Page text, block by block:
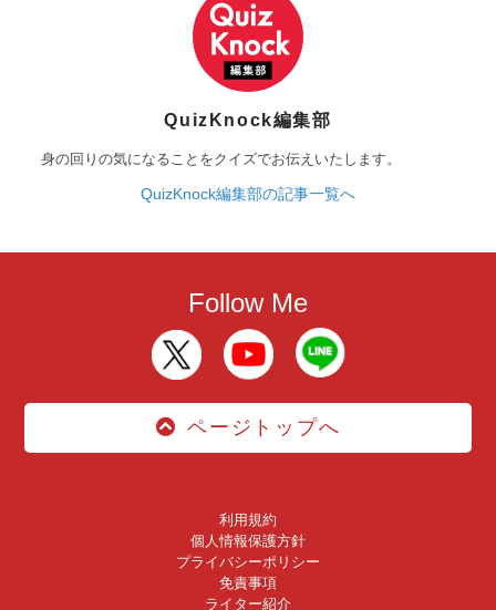
QuizKnock編集部
身の回りの気になることをクイズでお伝えいたします。
QuizKnock編集部の記事一覧へ
Follow Me
ページトップへ
利用規約
個人情報保護方針
プライバシーポリシー
免責事項
ライター紹介